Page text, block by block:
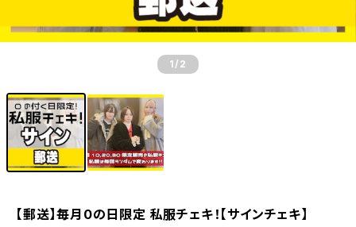
1 /2
【郵送】毎月0の日限定 私服チェキ！【サインチェキ】